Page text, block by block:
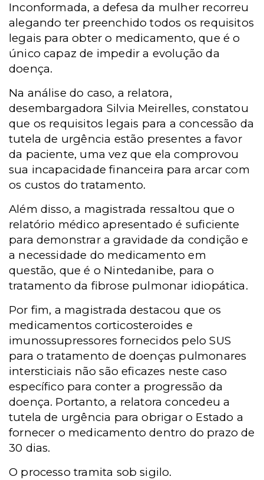
Inconformada, a defesa da mulher recorreu
alegando ter preenchido todos os requisitos
legais para obter o medicamento, que é o
único capaz de impedir a evolução da
doença.
Na análise do caso, a relatora,
desembargadora Silvia Meirelles, constatou
que os requisitos legais para a concessão da
tutela de urgência estão presentes a favor
da paciente, uma vez que ela comprovou
sua incapacidade financeira para arcar com
os custos do tratamento.
Além disso, a magistrada ressaltou que o
relatório médico apresentado é suficiente
para demonstrar a gravidade da condição e
a necessidade do medicamento em
questão, que é o Nintedanibe, para o
tratamento da fibrose pulmonar idiopática.
Por fim, a magistrada destacou que os
medicamentos corticosteroides e
imunossupressores fornecidos pelo SUS
para o tratamento de doenças pulmonares
intersticiais não são eficazes neste caso
específico para conter a progressão da
doença. Portanto, a relatora concedeu a
tutela de urgência para obrigar o Estado a
fornecer o medicamento dentro do prazo de
30 dias.
O processo tramita sob sigilo.